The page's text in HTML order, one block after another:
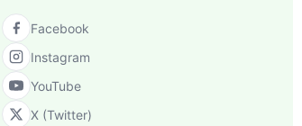
Facebook
Instagram
YouTube
X (Twitter)